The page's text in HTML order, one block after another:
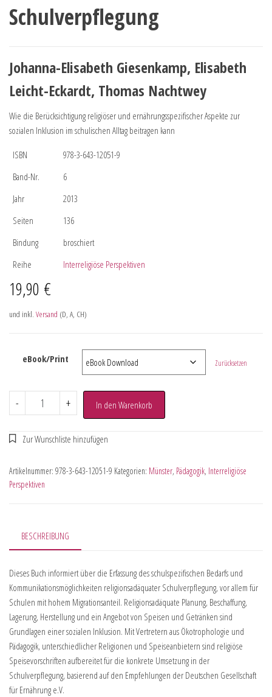
Schulverpflegung
Johanna-Elisabeth Giesenkamp, Elisabeth
Leicht-Eckardt, Thomas Nachtwey
Wie die Berücksichtigung religiöser und ernährungsspezifischer Aspekte zur
sozialen Inklusion im schulischen Alltag beitragen kann
ISBN
978-3-643-12051-9
Band-Nr.
6
Jahr
2013
Seiten
136
Bindung
broschiert
Reihe
Interreligiöse Perspektiven
19,90 €
und inkl. Versand (D, A, CH)
eBook/Print Zurücksetzen
- + In den Warenkorb
Artikelnummer: 978-3-643-12051-9 Kategorien: Münster, Pädagogik, Interreligiöse
Perspektiven
BESCHREIBUNG
Dieses Buch informiert über die Erfassung des schulspezifischen Bedarfs und
Kommunikationsmöglichkeiten religionsadäquater Schulverpflegung, vor allem für
Schulen mit hohem Migrationsanteil. Religionsadäquate Planung, Beschaffung,
Lagerung, Herstellung und ein Angebot von Speisen und Getränken sind
Grundlagen einer sozialen Inklusion. Mit Vertretern aus Ökotrophologie und
Pädagogik, unterschiedlicher Religionen und Speiseanbietern sind religiöse
Speisevorschriften aufbereitet für die konkrete Umsetzung in der
Schulverpflegung, basierend auf den Empfehlungen der Deutschen Gesellschaft
für Ernährung e.V.